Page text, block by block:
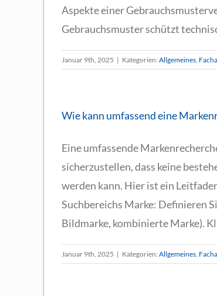
Aspekte einer
Gebrauchsmuster schützt
Januar 9th, 2025 | Kategorien: Allgemeines,
Wie kann umfassend eine
Eine umfassende
sicherzustellen, dass keine
werden kann. Hier ist ein
Suchbereichs Marke: Definieren
Bildmarke, kombinierte Marke).
Januar 9th, 2025 | Kategorien: Allgemeines,